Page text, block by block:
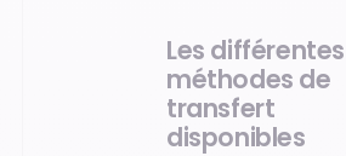
Les différentes
méthodes de
transfert
disponibles